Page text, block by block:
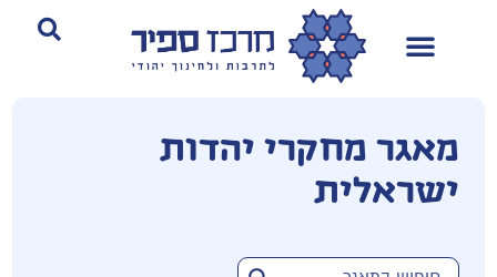
מאגר מחקרי יהדות
ישראלית